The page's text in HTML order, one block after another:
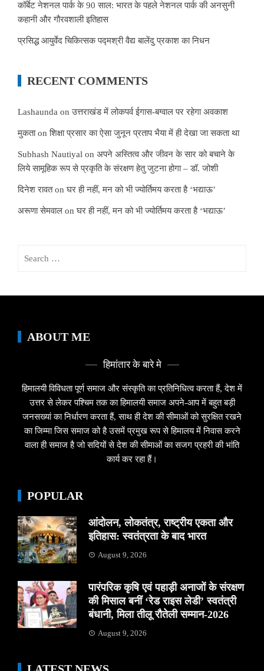
कॉर्बेट नेशनल पार्क के 90 साल: भारत के पहले नेशनल पार्क की अनसुनी
कहानी और गौरवशाली इतिहास
प्रसिद्ध आयुर्वेद चिकित्सक पद्मश्री वैद्य बालेंदु प्रकाश का निधन
RECENT COMMENTS
Lashaunda onउत्तराखंड में लोकपर्व ईगास-बग्वाल पर रहेगा अवकाश
मुकताonशिक्षा प्रसार का ऐसा जुनून प्रताप भैया में ही देखा जा सकता था
Subhash Nautiyal on अपने अस्तित्व और जीवन के सार को बचाने के
लिये सामूहिक रूप से प्रकृति के संरक्षण हेतु जुटना होगा – डॉ. जोशी
दिनेश रावतonघर ही नहीं, मन को भी ज्योर्तिमय करता है ‘भद्याऊ’
अरूणा सेमवाल onघर ही नहीं, मन को भी ज्योर्तिमय करता है ‘भद्याऊ’
ABOUT ME
हिमांतार के बारे मे
हिमालयी विविधता पूर्ण समाज और संस्कृति का प्रतिनिधित्व करता हैं, देश में
उत्तर से लेकर पश्चिम तक का हिमालयी समाज अपने-आप में बहुत बड़ी
जनसख्यां का निर्धारण करता हैं, साथ ही देश की सीमाओं को सुरक्षित रखने
का जिम्मा जिस समाज को है उसमें प्रमुख रूप से हिमालय में निवास करने
वाला ही समाज है जो सदियों से देश की सीमाओं का सजग प्रहरी की भांति
कार्य कर रहा हैं।
POPULAR
आंदोलन, लोकतंत्र, राष्ट्रीय एकता और
इतिहास: स्वतंत्रता के बाद भारत
August 9, 2026
पारंपरिक कृषि एवं पहाड़ी अनाजों के संरक्षण
की मिसाल बनीं ‘रेड राइस लेडी’ स्वतंत्री
बंधानी, मिला तीलू रौतेली सम्मान-2026
August 9, 2026